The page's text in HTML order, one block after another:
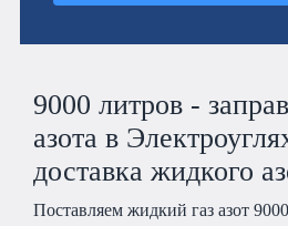
9000 литров -
азота в
доставка жидкого
Поставляем жидкий газ азот